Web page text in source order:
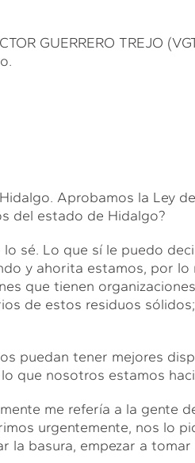
GUERRERO TREJO
Aprobamos la Ley
del estado de Hidalgo?
sé. Lo que sí le puedo
y ahorita estamos, por lo
que tienen
de estos residuos
puedan tener mejores
que nosotros estamos
me refería a la gente
urgentemente, nos lo
la basura, empezar a tomar